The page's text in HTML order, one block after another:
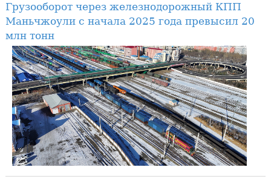
Грузооборот через железнодорожный КПП
Маньчжоули с начала 2025 года превысил 20
млн тонн